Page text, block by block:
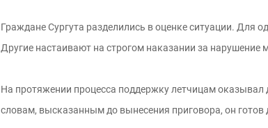
Граждане Сургута разделились в оценке ситуации. Для
Другие настаивают на строгом наказании за нарушение
На протяжении процесса поддержку летчицам оказывал
словам, высказанным до вынесения приговора, он готов